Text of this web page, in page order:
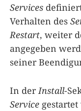
Services
Verhalten des
Restart, weiter
angegeben
seiner
In der Install-
Service